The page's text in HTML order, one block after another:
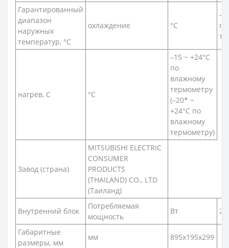
Гарантированный
диапазон
наружных
температур, °С
охлаждение °С
нагрев, С °С
–15 ~ +24°C
по
влажному
термометру
(–20* ~
+24°C по
влажному
термометру)
Завод (страна)
MITSUBISHI ELECTRIC
CONSUMER
PRODUCTS
(THAILAND) CO., LTD
(Таиланд)
Внутренний блок
Потребляемая
мощность
Вт 27
Габаритные
размеры, мм
мм 895x195x299